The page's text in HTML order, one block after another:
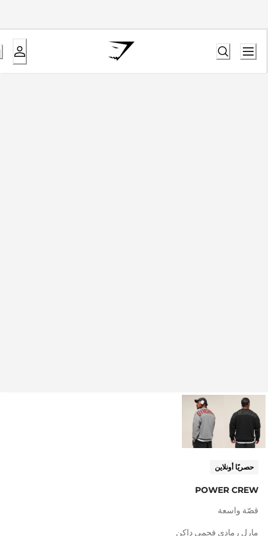
حصريًا أونلاين
POWER CREW
قصّة واسعة
مارل رمادي فحمي داكن